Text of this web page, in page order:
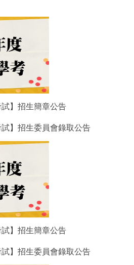
】招生簡章公告
】招生委員會錄取公告
】招生簡章公告
】招生委員會錄取公告